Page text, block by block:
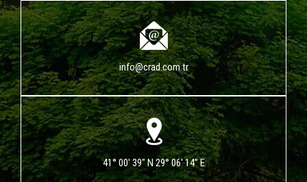
info@crad.com.tr
41° 00' 39" N 29° 06' 14" E